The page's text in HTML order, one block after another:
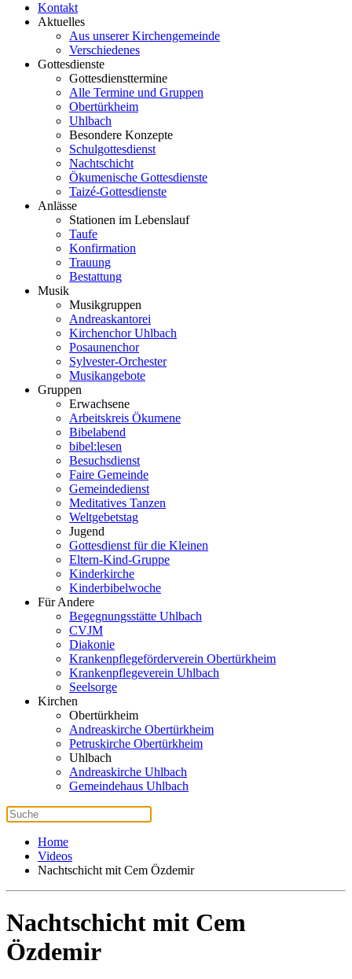
Kontakt
Aktuelles
Aus unserer Kirchengemeinde
Verschiedenes
Gottesdienste
Gottesdiensttermine
Alle Termine und Gruppen
Obertürkheim
Uhlbach
Besondere Konzepte
Schulgottesdienst
Nachtschicht
Ökumenische Gottesdienste
Taizé-Gottesdienste
Anlässe
Stationen im Lebenslauf
Taufe
Konfirmation
Trauung
Bestattung
Musik
Musikgruppen
Andreaskantorei
Kirchenchor Uhlbach
Posaunenchor
Sylvester-Orchester
Musikangebote
Gruppen
Erwachsene
Arbeitskreis Ökumene
Bibelabend
bibel:lesen
Besuchsdienst
Faire Gemeinde
Gemeindedienst
Meditatives Tanzen
Weltgebetstag
Jugend
Gottesdienst für die Kleinen
Eltern-Kind-Gruppe
Kinderkirche
Kinderbibelwoche
Für Andere
Begegnungsstätte Uhlbach
CVJM
Diakonie
Krankenpflegeförderverein Obertürkheim
Krankenpflegeverein Uhlbach
Seelsorge
Kirchen
Obertürkheim
Andreaskirche Obertürkheim
Petruskirche Obertürkheim
Uhlbach
Andreaskirche Uhlbach
Gemeindehaus Uhlbach
Home
Videos
Nachtschicht mit Cem Özdemir
Nachtschicht mit Cem
Özdemir